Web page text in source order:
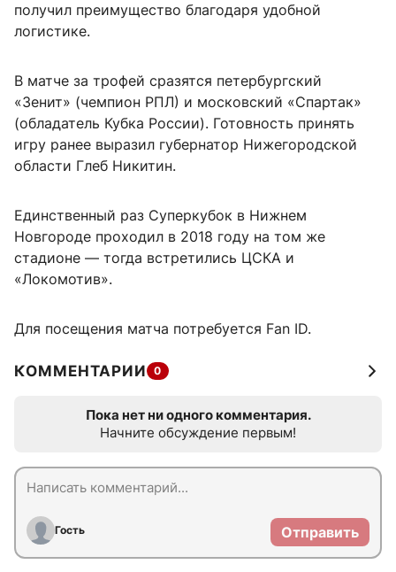
получил преимущество благодаря удобной
логистике.
В матче за трофей сразятся петербургский
«Зенит» (чемпион РПЛ) и московский «Спартак»
(обладатель Кубка России). Готовность принять
игру ранее выразил губернатор Нижегородской
области Глеб Никитин.
Единственный раз Суперкубок в Нижнем
Новгороде проходил в 2018 году на том же
стадионе — тогда встретились ЦСКА и
«Локомотив».
Для посещения матча потребуется Fan ID.
КОММЕНТАРИИ 0
Пока нет ни одного комментария.
Начните обсуждение первым!
Гость Отправить